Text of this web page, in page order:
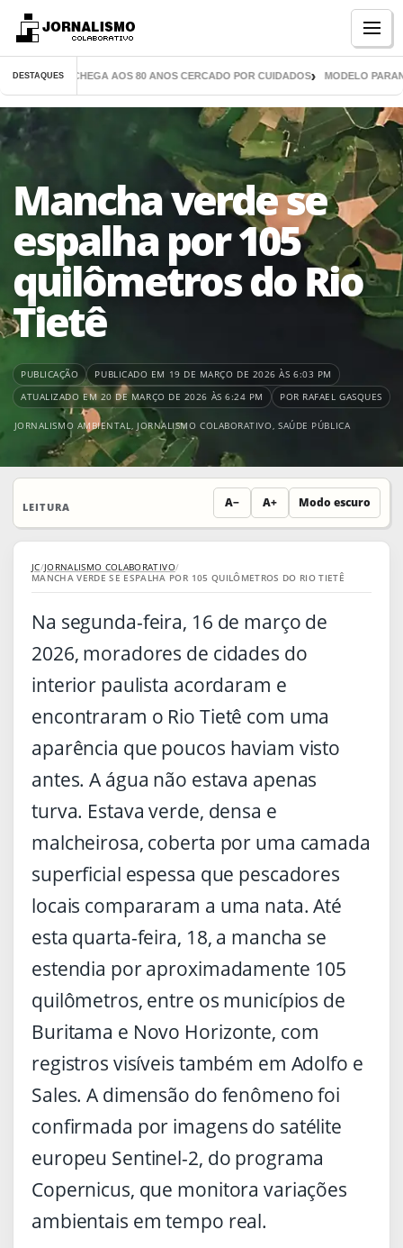
DESTAQUES
LIVROS CHEGA AOS 80 ANOS CERCADO POR CUIDADOS MODELO
Mancha verde se
espalha por 105
quilômetros do Rio
Tietê
PUBLICAÇÃO
PUBLICADO EM 19 DE MARÇO DE 2026 ÀS 6:03 PM
ATUALIZADO EM 20 DE MARÇO DE 2026 ÀS 6:24 PM
POR RAFAEL GASQUES
JORNALISMO AMBIENTAL JORNALISMO COLABORATIVO ,SAÚDE PÚBLICA
LEITURA A− A+ Modo escuro
JC/JORNALISMO COLABORATIVO/
MANCHA VERDE SE ESPALHA POR 105 QUILÔMETROS DO RIO TIETÊ
Na segunda-feira, 16 de março de
2026, moradores de cidades do
interior paulista acordaram e
encontraram o Rio Tietê com uma
aparência que poucos haviam visto
antes. A água não estava apenas
turva. Estava verde, densa e
malcheirosa, coberta por uma camada
superficial espessa que pescadores
locais compararam a uma nata. Até
esta quarta-feira, 18, a mancha se
estendia por aproximadamente 105
quilômetros, entre os municípios de
Buritama e Novo Horizonte, com
registros visíveis também em Adolfo e
Sales. A dimensão do fenômeno foi
confirmada por imagens do satélite
europeu Sentinel-2, do programa
Copernicus, que monitora variações
ambientais em tempo real.